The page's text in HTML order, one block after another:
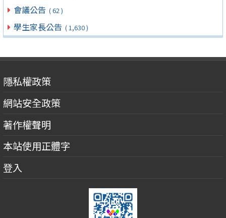
會議公告 ( 62 )
學生家長公告 ( 1,630 )
隱私權政策
網站安全政策
著作權聲明
本站使用正體字
登入